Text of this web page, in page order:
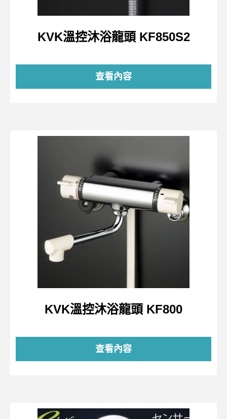
KVK溫控沐浴龍頭 KF850S2
查看內容
KVK溫控沐浴龍頭 KF800
查看內容